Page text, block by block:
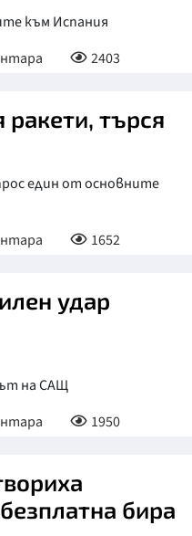
към Испания
2403
търся
един от основните
1652
удар
на САЩ
1950
бира